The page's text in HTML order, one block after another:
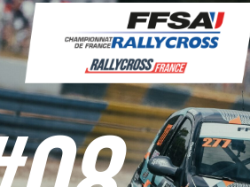
Résultats Kerlabo
Actus
Épreuves